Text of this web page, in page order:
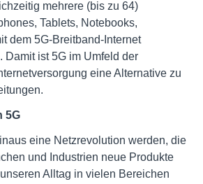
mehrere (bis zu 64)
Tablets, Notebooks,
dem 5G-Breitband-Internet
Damit ist 5G im Umfeld der
eine Alternative zu
5G
eine Netzrevolution werden, die
und Industrien neue Produkte
Alltag in vielen Bereichen